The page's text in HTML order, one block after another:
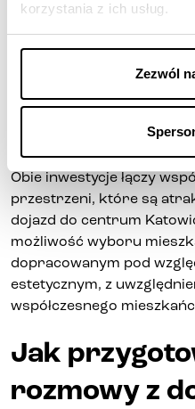
korzystania z ich usług.
Zezwól
dopasowanie inwestycji
w Katowicachto
uwagę na nowoczesną
charakter miejsca. Z kolei
pokazują, jak istotne
która wspiera codzienną
Obie inwestycje łączy
przestrzeni, które są
dojazd do centrum
możliwość wyboru
dopracowanym pod
estetycznym, z
współczesnego
Jak
rozmowy z